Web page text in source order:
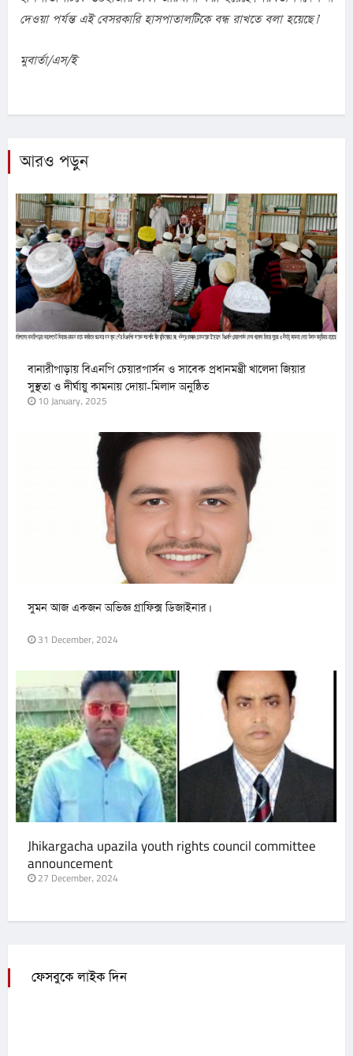
দেওয়া পর্যন্ত এই বেসরকারি হাসপাতালটিকে বন্ধ রাখতে বলা হয়েছে।’
মুবার্তা/এস/ই
আরও পড়ুন
বানারীপাড়ায় বিএনপি চেয়ারপার্সন ও সাবেক প্রধানমন্ত্রী খালেদা জিয়ার
সুস্থতা ও দীর্ঘায়ু কামনায় দোয়া-মিলাদ অনুষ্ঠিত
10 January, 2025
সুমন আজ একজন অভিজ্ঞ গ্রাফিক্স ডিজাইনার।
31 December, 2024
Jhikargacha upazila youth rights council committee
announcement
27 December, 2024
ফেসবুকে লাইক দিন